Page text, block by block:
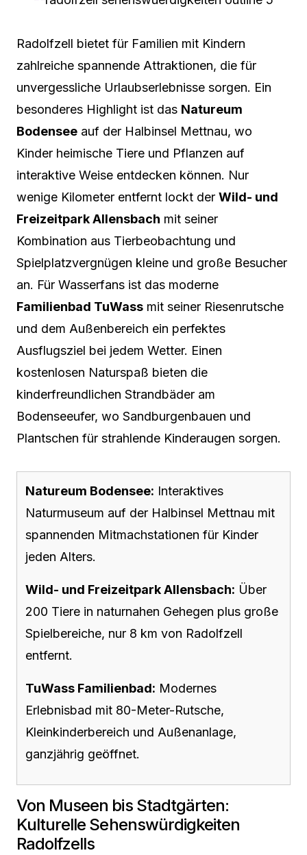
Radolfzell bietet für Familien mit Kindern
zahlreiche spannende Attraktionen, die für
unvergessliche Urlaubserlebnisse sorgen. Ein
besonderes Highlight ist das Natureum
Bodensee auf der Halbinsel Mettnau, wo
Kinder heimische Tiere und Pflanzen auf
interaktive Weise entdecken können. Nur
wenige Kilometer entfernt lockt der Wild- und
Freizeitpark Allensbach mit seiner
Kombination aus Tierbeobachtung und
Spielplatzvergnügen kleine und große Besucher
an. Für Wasserfans ist das moderne
Familienbad TuWass mit seiner Riesenrutsche
und dem Außenbereich ein perfektes
Ausflugsziel bei jedem Wetter. Einen
kostenlosen Naturspaß bieten die
kinderfreundlichen Strandbäder am
Bodenseeufer, wo Sandburgenbauen und
Plantschen für strahlende Kinderaugen sorgen.
Natureum Bodensee: Interaktives
Naturmuseum auf der Halbinsel Mettnau mit
spannenden Mitmachstationen für Kinder
jeden Alters.
Wild- und Freizeitpark Allensbach: Über
200 Tiere in naturnahen Gehegen plus große
Spielbereiche, nur 8 km von Radolfzell
entfernt.
TuWass Familienbad: Modernes
Erlebnisbad mit 80-Meter-Rutsche,
Kleinkinderbereich und Außenanlage,
ganzjährig geöffnet.
Von Museen bis Stadtgärten:
Kulturelle Sehenswürdigkeiten
Radolfzells